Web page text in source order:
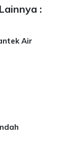
:
Air